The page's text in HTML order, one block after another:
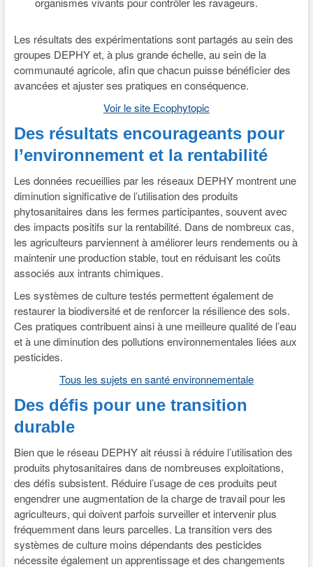
Les résultats des expérimentations sont partagés au sein des
groupes DEPHY et, à plus grande échelle, au sein de la
communauté agricole, afin que chacun puisse bénéficier des
avancées et ajuster ses pratiques en conséquence.
Voir le site Ecophytopic
Des résultats encourageants pour
l’environnement et la rentabilité
Les données recueillies par les réseaux DEPHY montrent une
diminution significative de l’utilisation des produits
phytosanitaires dans les fermes participantes, souvent avec
des impacts positifs sur la rentabilité. Dans de nombreux cas,
les agriculteurs parviennent à améliorer leurs rendements ou à
maintenir une production stable, tout en réduisant les coûts
associés aux intrants chimiques.
Les systèmes de culture testés permettent également de
restaurer la biodiversité et de renforcer la résilience des sols.
Ces pratiques contribuent ainsi à une meilleure qualité de l’eau
et à une diminution des pollutions environnementales liées aux
pesticides.
Tous les sujets en santé environnementale
Des défis pour une transition
durable
Bien que le réseau DEPHY ait réussi à réduire l’utilisation des
produits phytosanitaires dans de nombreuses exploitations,
des défis subsistent. Réduire l’usage de ces produits peut
engendrer une augmentation de la charge de travail pour les
agriculteurs, qui doivent parfois surveiller et intervenir plus
fréquemment dans leurs parcelles. La transition vers des
systèmes de culture moins dépendants des pesticides
nécessite également un apprentissage et des changements